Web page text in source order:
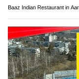
Baaz Indian Restaurant in